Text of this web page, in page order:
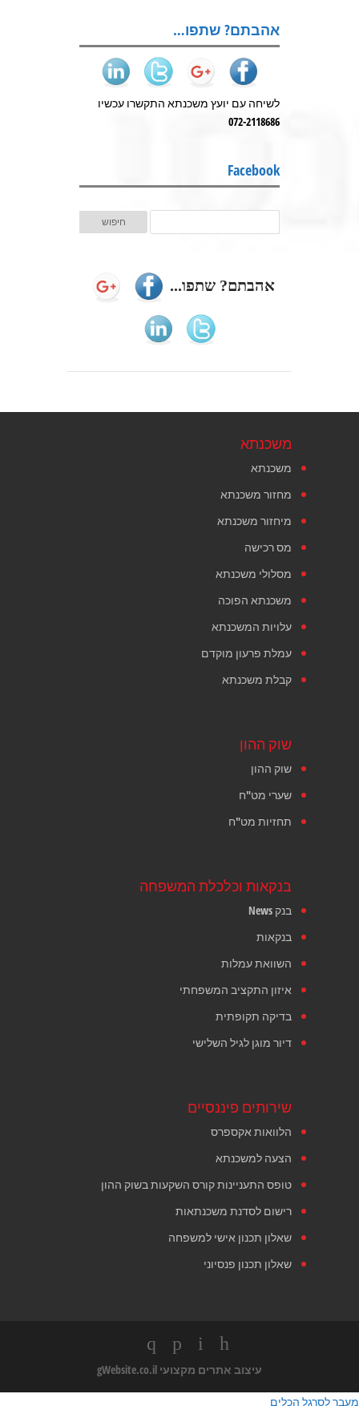
אהבתם? שתפו…
לשיחה עם יועץ משכנתא התקשרו עכשיו
072-2118686
Facebook
אהבתם? שתפו...
משכנתא
משכנתא
מחזור משכנתא
מיחזור משכנתא
מס רכישה
מסלולי משכנתא
משכנתא הפוכה
עלויות המשכנתא
עמלת פרעון מוקדם
קבלת משכנתא
שוק ההון
שוק ההון
שערי מט"ח
תחזיות מט"ח
בנקאות וכלכלת המשפחה
בנק News
בנקאות
השוואת עמלות
איזון התקציב המשפחתי
בדיקה תקופתית
דיור מוגן לגיל השלישי
שירותים פיננסיים
הלוואות אקספרס
הצעה למשכנתא
טופס התעניינות קורס השקעות בשוק ההון
רישום לסדנת משכנתאות
שאלון תכנון אישי למשפחה
שאלון תכנון פנסיוני
עיצוב אתרים מקצועי
מעבר לסרגל הכלים